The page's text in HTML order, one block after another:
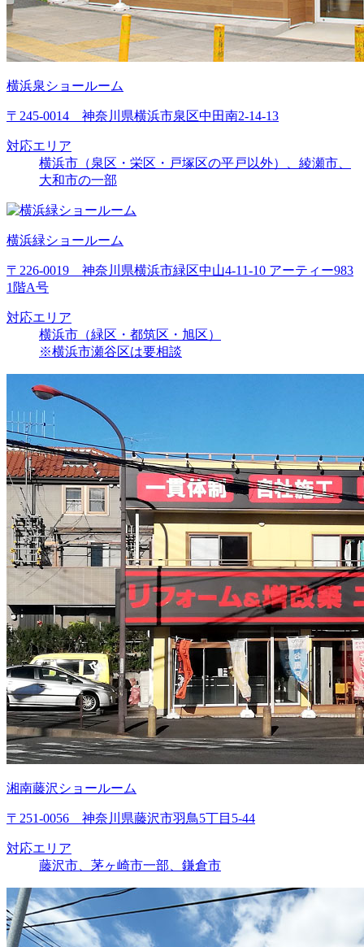
横浜泉ショールーム
〒245-0014 神奈川県横浜市泉区中田南2-14-13
対応エリア
横浜市（泉区・栄区・戸塚区の平戸以外）、綾瀬市、
大和市の一部
横浜緑ショールーム
〒226-0019 神奈川県横浜市緑区中山4-11-10 アーティー983
1階A号
対応エリア
横浜市（緑区・都筑区・旭区）
※横浜市瀬谷区は要相談
湘南藤沢ショールーム
〒251-0056 神奈川県藤沢市羽鳥5丁目5-44
対応エリア
藤沢市、茅ヶ崎市一部、鎌倉市